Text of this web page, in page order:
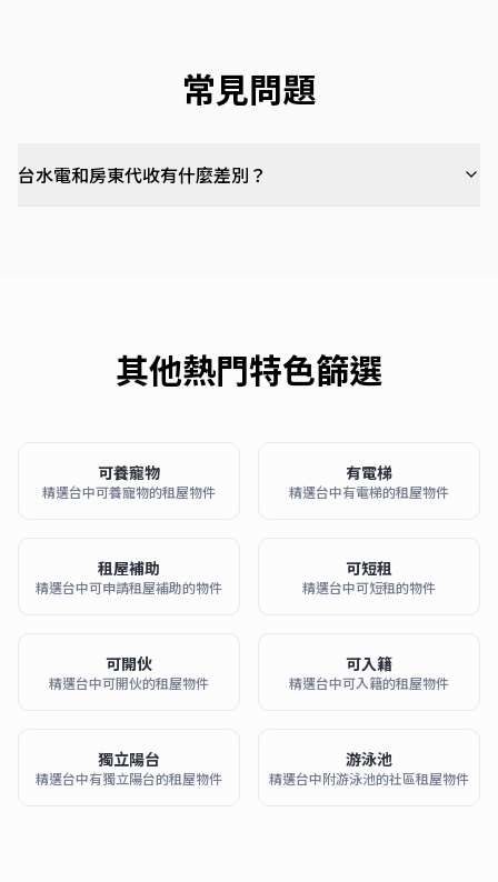
常見問題
台水電和房東代收有什麼差別？
其他熱門特色篩選
可養寵物
精選台中可養寵物的租屋物件
有電梯
精選台中有電梯的租屋物件
租屋補助
精選台中可申請租屋補助的物件
可短租
精選台中可短租的物件
可開伙
精選台中可開伙的租屋物件
可入籍
精選台中可入籍的租屋物件
獨立陽台
精選台中有獨立陽台的租屋物件
游泳池
精選台中附游泳池的社區租屋物件